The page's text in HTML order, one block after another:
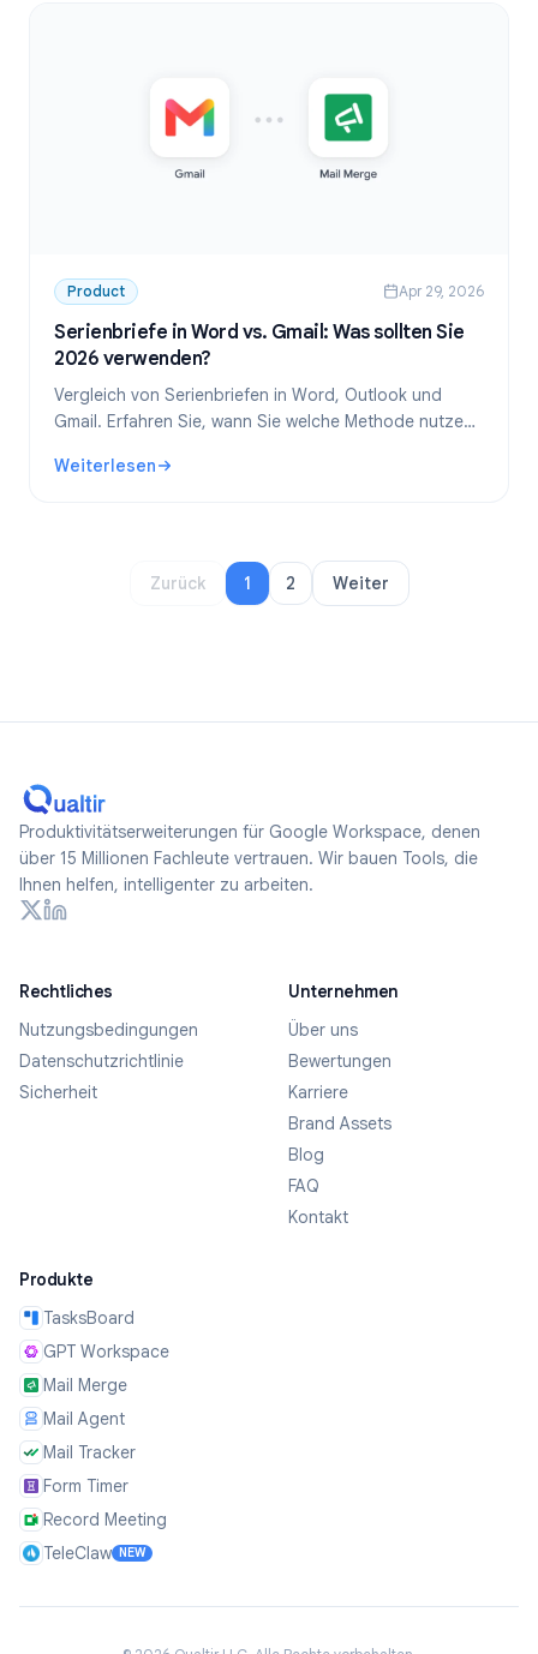
Product Apr 29, 2026
Serienbriefe in Word vs. Gmail: Was sollten Sie
2026 verwenden?
Vergleich von Serienbriefen in Word, Outlook und
Gmail. Erfahren Sie, wann Sie welche Methode nutzen
Serienbriefe die bessere Wahl für moderne Teams sind.
Weiterlesen
: Serienbriefe in Word vs. Gmail: Was sollten Sie 2026
Zurück 1 2 Weiter
Produktivitätserweiterungen für Google Workspace, denen
über 15 Millionen Fachleute vertrauen. Wir bauen Tools, die
Ihnen helfen, intelligenter zu arbeiten.
Rechtliches
Nutzungsbedingungen
Datenschutzrichtlinie
Sicherheit
Unternehmen
Über uns
Bewertungen
Karriere
Brand Assets
Blog
FAQ
Kontakt
Produkte
TasksBoard
GPT Workspace
Mail Merge
Mail Agent
Mail Tracker
Form Timer
Record Meeting
TeleClaw NEW